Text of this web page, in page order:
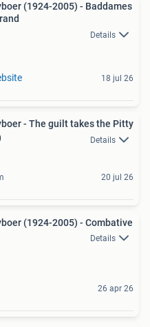
(1924-2005) - Baddames
Details
18 jul 26
- The guilt takes the Pitty
Details
20 jul 26
(1924-2005) - Combative
Details
26 apr 26